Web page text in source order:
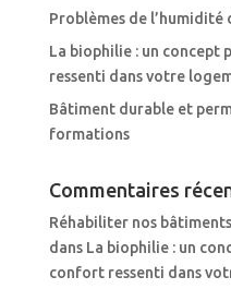
Problèmes de l’humidité
La biophilie : un
ressenti dans votre
Bâtiment durable et
formations
Commentaires
Réhabiliter nos
dans La biophilie : un
confort ressenti dans